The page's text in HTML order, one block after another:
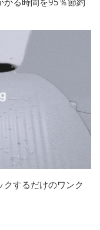
するだけのワンク